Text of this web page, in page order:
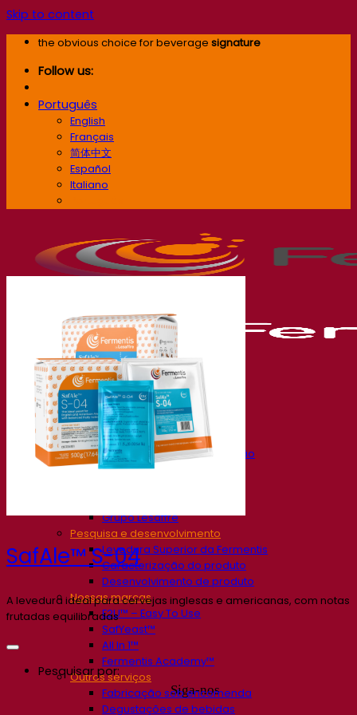
Skip to content
the obvious choice for beverage signature
Follow us:
Português
English
Français
简体中文
Español
Italiano
Nossa empresa
Sobre nós
Especialista em fermentação
O Campus Fermentis
Grupo Lesaffre
Pesquisa e desenvolvimento
Levedura Superior da Fermentis
Caracterização do produto
Desenvolvimento de produto
Nossas marcas
E2U™ – Easy To Use
SafYeast™
All In 1™
Fermentis Academy™
Outros serviços
Fabricação sob encomenda
Degustações de bebidas
SafAle™ S-04
A levedura ideal para cervejas inglesas e americanas, com notas
frutadas equilibradas
Siga-nos
Pesquisar por: